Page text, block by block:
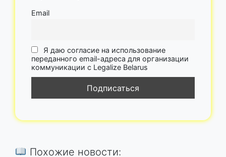
Email
Я даю согласие на использование
переданного email-адреса для организации
коммуникации с Legalize Belarus
Похожие новости: